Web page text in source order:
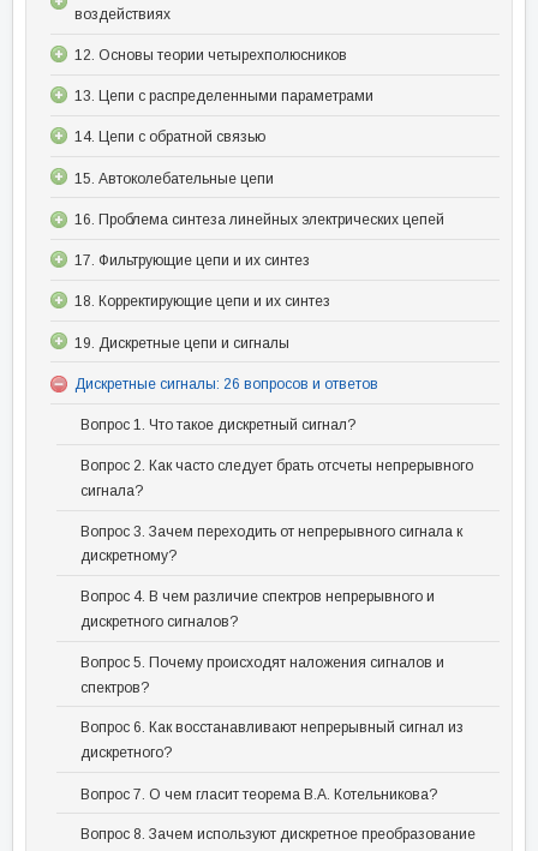
воздействиях
12. Основы теории четырехполюсников
13. Цепи с распределенными параметрами
14. Цепи с обратной связью
15. Автоколебательные цепи
16. Проблема синтеза линейных электрических цепей
17. Фильтрующие цепи и их синтез
18. Корректирующие цепи и их синтез
19. Дискретные цепи и сигналы
Дискретные сигналы: 26 вопросов и ответов
Вопрос 1. Что такое дискретный сигнал?
Вопрос 2. Как часто следует брать отсчеты непрерывного
сигнала?
Вопрос 3. Зачем переходить от непрерывного сигнала к
дискретному?
Вопрос 4. В чем различие спектров непрерывного и
дискретного сигналов?
Вопрос 5. Почему происходят наложения сигналов и
спектров?
Вопрос 6. Как восстанавливают непрерывный сигнал из
дискретного?
Вопрос 7. О чем гласит теорема В.А. Котельникова?
Вопрос 8. Зачем используют дискретное преобразование